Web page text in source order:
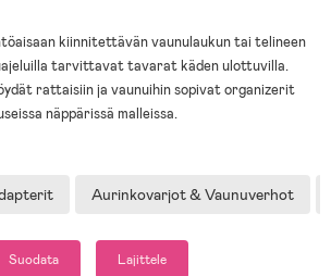
kiinnitettävän vaunulaukun tai telineen
tarvittavat tavarat käden ulottuvilla.
rattaisiin ja vaunuihin sopivat organizerit
näppärissä malleissa.
Aurinkovarjot & Vaunuverhot
Suodata Lajittele